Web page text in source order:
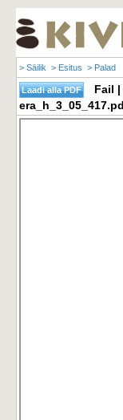
> Säilik > Esitus > Palad
Fail |